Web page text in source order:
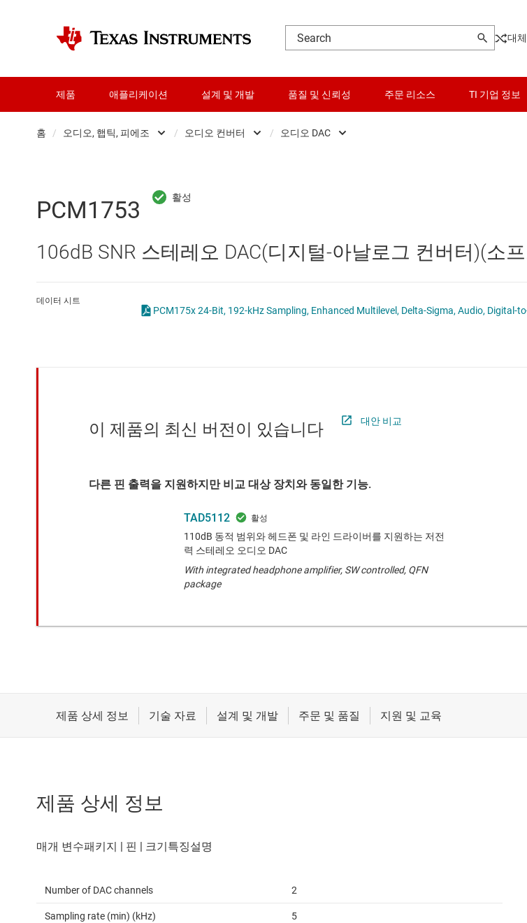
대
제품 애플리케이션 설계 및 개발 품질 및 신뢰성 주문 리소스 TI 기업 정보
홈 / 오디오, 햅틱, 피에조
RF 및 마이크로파
데이터 컨버터
마이크로컨트롤러(MCU) 및 프로세서
인터페이스
절연
/ 오디오 컨버터
햅틱 및 피에조 드라이버
/ 오디오 DAC
PCM1753
106dB SNR 스테레오 DAC(디지털-아날로그 컨버터)(소
데이터 시트
PCM175x 24-Bit, 192-
이 제품의 최신 버전이 있습니다 대안 비교
다른 핀 출력을 지원하지만 비교 대상 장치와 동일한 기능.
TAD5112
110dB 동적 범위와 헤드폰 및 라인 드라이버를 지원하는 저전
력 스테레오 오디오 DAC
With integrated headphone amplifier, SW controlled, QFN
package
제품 상세 정보
Number of DAC channels 2
Sampling rate (min) (kHz) 5